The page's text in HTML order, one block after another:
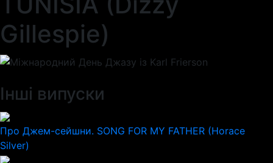
Gillespie)
Інші випуски
Про Джем-сейшни. SONG FOR MY FATHER (Horace
Silver)